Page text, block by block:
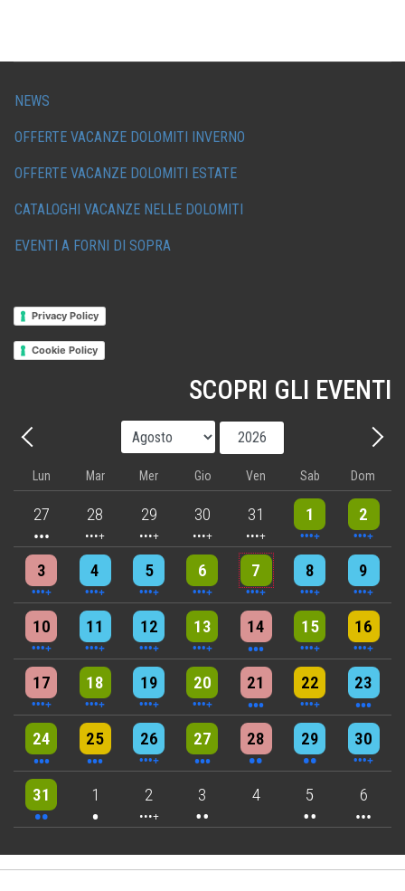
NEWS
OFFERTE VACANZE DOLOMITI INVERNO
OFFERTE VACANZE DOLOMITI ESTATE
CATALOGHI VACANZE NELLE DOLOMITI
EVENTI A FORNI DI SOPRA
Privacy Policy
Cookie Policy
SCOPRI GLI EVENTI
Precedente - Mese
Anno
Lun Mar Mer Gio Ven Sab Dom
27
3 events 28
4 events 29
5 events 30
5 events 31
5 events 1
9 events 2
8 events
3
4 events 4
4 events 5
7 events 6
6 events 7
5 events 8
7 events 9
8 events
10
5 events 11
7 events 12
6 events 13
9 events 14
3 events 15
7 events 16
4 events
17
5 events 18
6 events 19
7 events 20
6 events 21
3 events 22
4 events 23
3 events
24
3 events 25
3 events 26
6 events 27
3 events 28
2 events 29
2 events 30
4 events
31
2 events 1
One event 2
4 events 3
2 events 4 5
2 events 6
3 events